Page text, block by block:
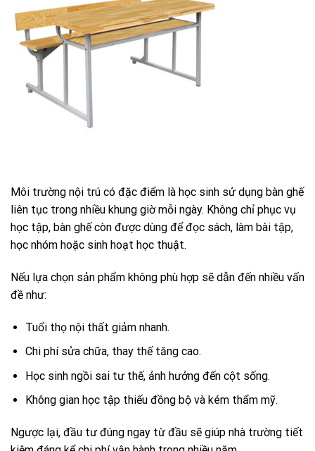
Môi trường nội trú có đặc điểm là học sinh sử dụng bàn ghế
liên tục trong nhiều khung giờ mỗi ngày. Không chỉ phục vụ
học tập, bàn ghế còn được dùng để đọc sách, làm bài tập,
học nhóm hoặc sinh hoạt học thuật.
Nếu lựa chọn sản phẩm không phù hợp sẽ dẫn đến nhiều vấn
đề như:
Tuổi thọ nội thất giảm nhanh.
Chi phí sửa chữa, thay thế tăng cao.
Học sinh ngồi sai tư thế, ảnh hưởng đến cột sống.
Không gian học tập thiếu đồng bộ và kém thẩm mỹ.
Ngược lại, đầu tư đúng ngay từ đầu sẽ giúp nhà trường tiết